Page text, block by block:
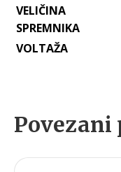
VELIČINA
SPREMNIKA
VOLTAŽA
Povezani